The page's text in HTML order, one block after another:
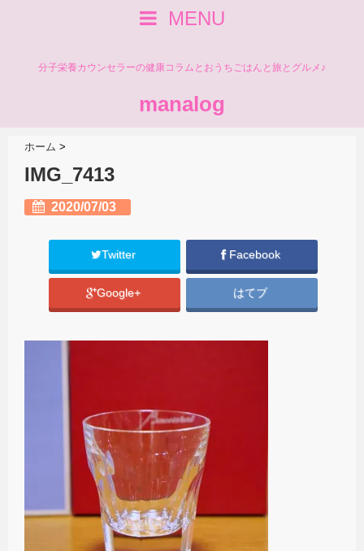
MENU
分子栄養カウンセラーの健康コラムとおうちごはんと旅とグルメ♪
manalog
ホーム >
IMG_7413
2020/07/03
Twitter Facebook
Google+ はてブ